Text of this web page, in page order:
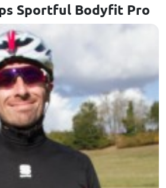
Sportful Bodyfit Pro